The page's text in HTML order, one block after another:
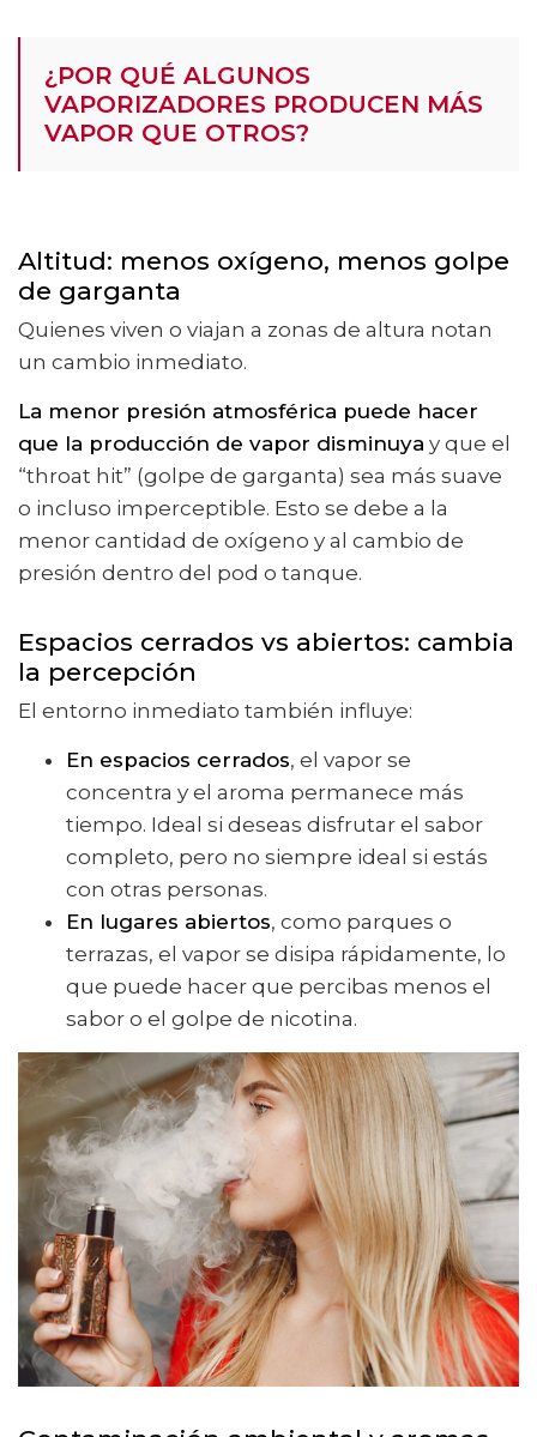
¿POR QUÉ ALGUNOS
VAPORIZADORES PRODUCEN MÁS
VAPOR QUE OTROS?
Altitud: menos oxígeno, menos golpe
de garganta
Quienes viven o viajan a zonas de altura notan
un cambio inmediato.
La menor presión atmosférica puede hacer
que la producción de vapor disminuya y que el
“throat hit” (golpe de garganta) sea más suave
o incluso imperceptible. Esto se debe a la
menor cantidad de oxígeno y al cambio de
presión dentro del pod o tanque.
Espacios cerrados vs abiertos: cambia
la percepción
El entorno inmediato también influye:
En espacios cerrados, el vapor se
concentra y el aroma permanece más
tiempo. Ideal si deseas disfrutar el sabor
completo, pero no siempre ideal si estás
con otras personas.
En lugares abiertos, como parques o
terrazas, el vapor se disipa rápidamente, lo
que puede hacer que percibas menos el
sabor o el golpe de nicotina.